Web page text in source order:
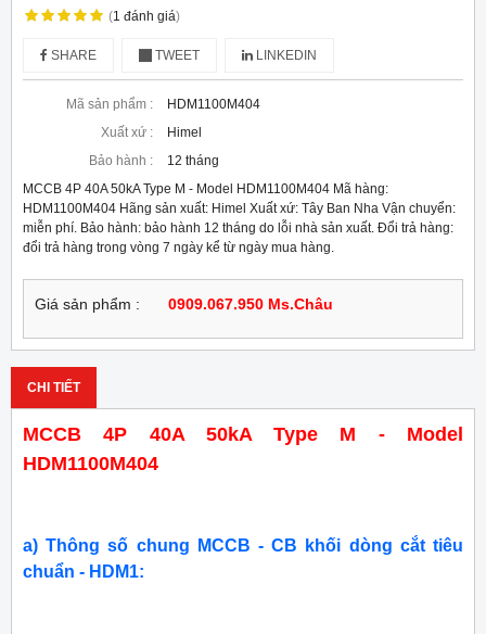
(1 đánh giá)
SHARE TWEET LINKEDIN
Mã sản phẩm :
HDM1100M404
Xuất xứ :
Himel
Bảo hành :
12 tháng
MCCB 4P 40A 50kA Type M - Model HDM1100M404 Mã hàng:
HDM1100M404 Hãng sản xuất: Himel Xuất xứ: Tây Ban Nha Vận chuyển:
miễn phí. Bảo hành: bảo hành 12 tháng do lỗi nhà sản xuất. Đổi trả hàng:
đổi trả hàng trong vòng 7 ngày kể từ ngày mua hàng.
Giá sản phẩm : 0909.067.950 Ms.Châu
CHI TIẾT
MCCB 4P 40A 50kA Type M - Model
HDM1100M404
a) Thông số chung MCCB - CB khối dòng cắt tiêu
chuẩn - HDM1: